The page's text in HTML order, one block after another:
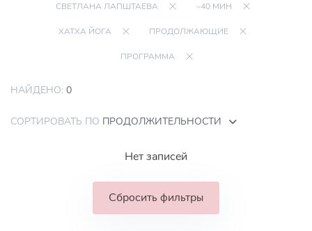
СВЕТЛАНА ЛАПШТАЕВА ~40 МИН
ХАТХА ЙОГА ПРОДОЛЖАЮЩИЕ
ПРОГРАММА
НАЙДЕНО: 0
СОРТИРОВАТЬ ПО ПРОДОЛЖИТЕЛЬНОСТИ
Нет записей
Сбросить фильтры